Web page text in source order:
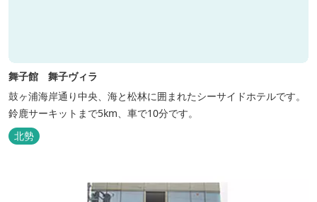
舞子館 舞子ヴィラ
鼓ヶ浦海岸通り中央、海と松林に囲まれたシーサイドホテルです。
鈴鹿サーキットまで5km、車で10分です。
北勢